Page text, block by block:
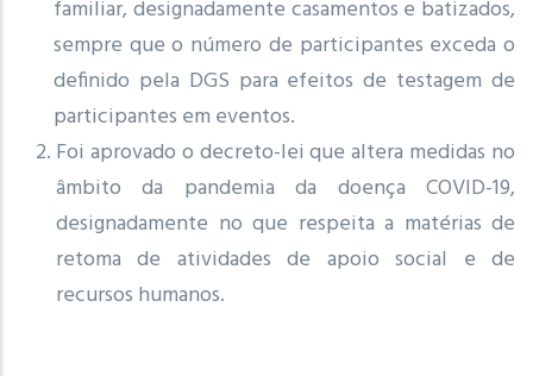
familiar, designadamente casamentos e batizados,
sempre que o número de participantes exceda o
definido pela DGS para efeitos de testagem de
participantes em eventos.
Foi aprovado o decreto-lei que altera medidas no
âmbito da pandemia da doença COVID-19,
designadamente no que respeita a matérias de
retoma de atividades de apoio social e de
recursos humanos.